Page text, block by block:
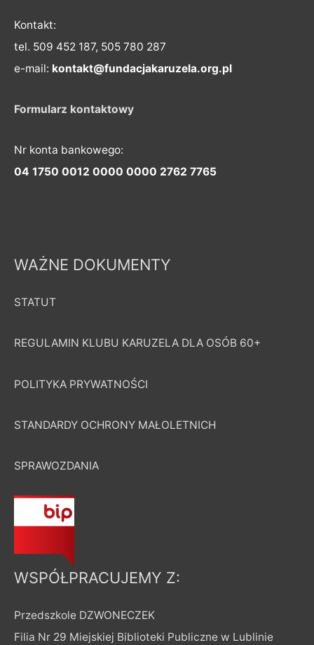
Kontakt:
tel. 509 452 187, 505 780 287
e-mail: kontakt@fundacjakaruzela.org.pl
Formularz kontaktowy
Nr konta bankowego:
04 1750 0012 0000 0000 2762 7765
WAŻNE DOKUMENTY
STATUT
REGULAMIN KLUBU KARUZELA DLA OSÓB 60+
POLITYKA PRYWATNOŚCI
STANDARDY OCHRONY MAŁOLETNICH
SPRAWOZDANIA
WSPÓŁPRACUJEMY Z:
Przedszkole DZWONECZEK
Filia Nr 29 Miejskiej Biblioteki Publiczne w Lublinie